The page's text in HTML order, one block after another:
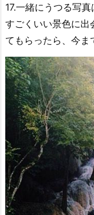
17.一緒にうつる写
すごくいい景色に出
てもらったら、今ま